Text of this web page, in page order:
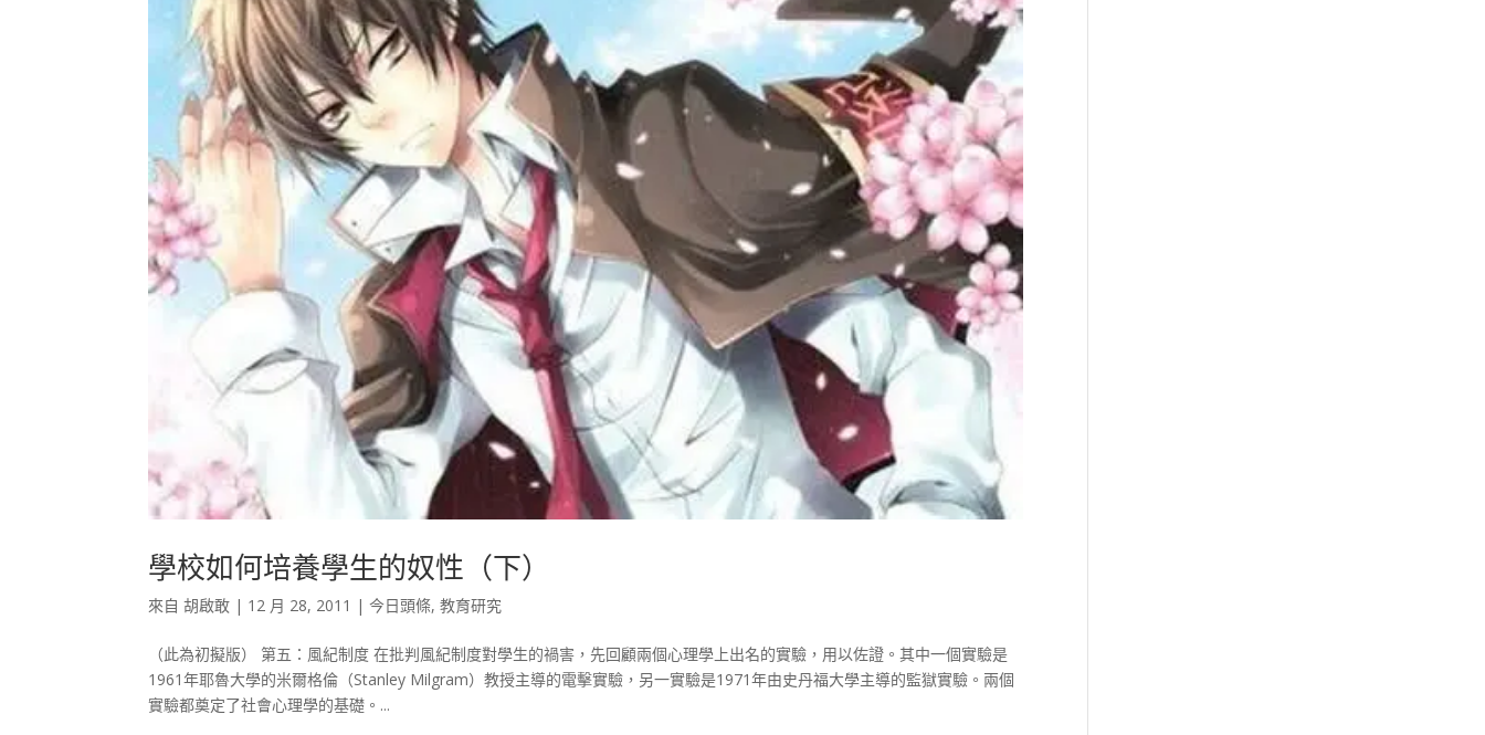
學校如何培養學生的奴性（下）
來自胡啟敢 | 12 月 28, 2011 |今日頭條,教育研究
（此為初擬版） 第五：風紀制度 在批判風紀制度對學生的禍害，先回顧兩個心理學上出名的實驗，用以佐證。其中一個實驗是
1961年耶魯大學的米爾格倫（Stanley Milgram）教授主導的電擊實驗，另一實驗是1971年由史丹福大學主導的監獄實驗。兩個
實驗都奠定了社會心理學的基礎。...